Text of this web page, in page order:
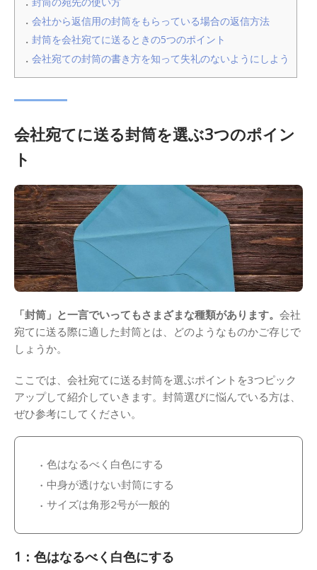
会社から返信用の封筒をもらっている場合の返信方法
封筒を会社宛てに送るときの5つのポイント
会社宛ての封筒の書き方を知って失礼のないようにしよう
会社宛てに送る封筒を選ぶ3つのポイン
ト
「封筒」と一言でいってもさまざまな種類があります。 会社
宛てに送る際に適した封筒とは、どのようなものかご存じで
しょうか。
ここでは、会社宛てに送る封筒を選ぶポイントを3つピック
アップして紹介していきます。封筒選びに悩んでいる方は、
ぜひ参考にしてください。
色はなるべく白色にする
中身が透けない封筒にする
サイズは角形2号が一般的
1：色はなるべく白色にする